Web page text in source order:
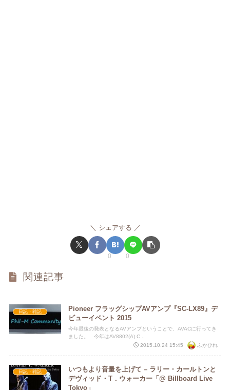
シェアする
0 0
関連記事
日記・雑記
Pioneer フラッグシップAVアンプ『SC-LX89』デ
ビューイベント 2015
今年最後の発表となるAVアンプということで、AVACに行ってき
ました。 今年はAV8802(A) C...
2015.10.24 15:45
ふかひれ
日記・雑記
いつもより音量を上げて – ラリー・カールトンと
デヴィッド・T．ウォーカー「@ Billboard Live
Tokyo」